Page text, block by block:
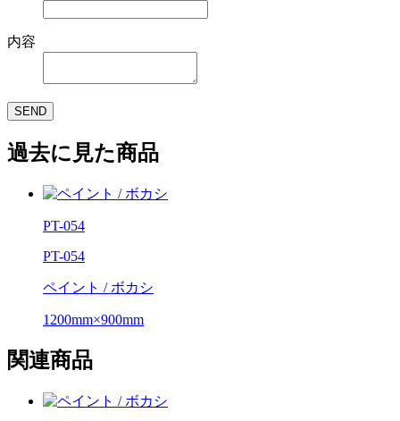
内容
SEND
過去に見た商品
PT-054
PT-054
ペイント / ボカシ
1200mm×900mm
関連商品